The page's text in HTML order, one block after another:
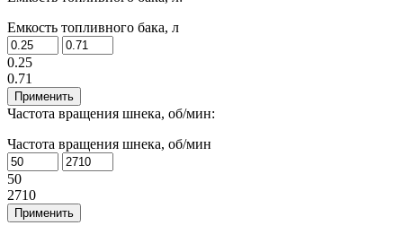
Емкость топливного бака, л
0.25
0.71
Применить
Частота вращения шнека, об/мин:
Частота вращения шнека, об/мин
50
2710
Применить